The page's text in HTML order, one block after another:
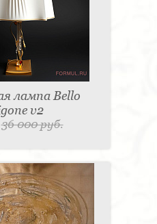
лампа Bello
v2
36 000 руб.